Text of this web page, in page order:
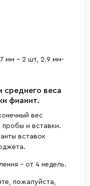
мм – 2 шт, 2.9 мм-
среднего веса
фианит.
вес
пробы и вставки.
вставок
- от 4 недель.
пожалуйста,